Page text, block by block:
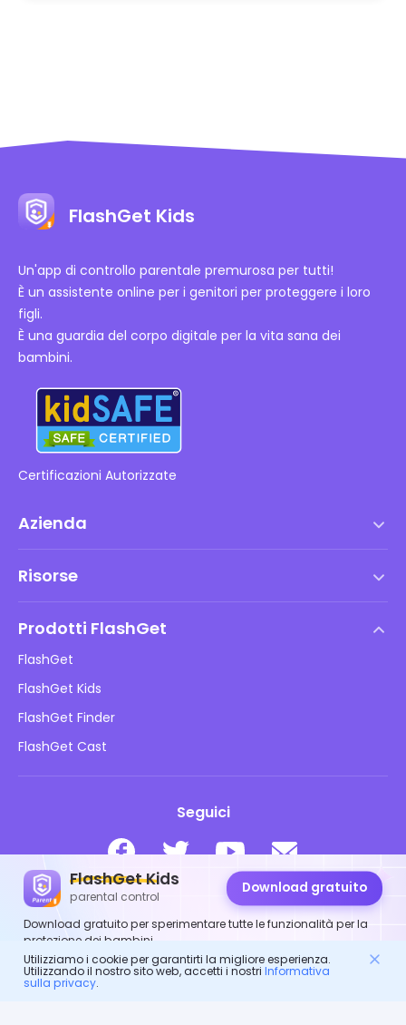
FlashGet Kids
parental control
Download gratuito
Download gratuito per sperimentare tutte le funzionalità per la
protezione dei bambini.
FlashGet Kids
Un'app di controllo parentale premurosa per tutti!
È un assistente online per i genitori per proteggere i loro
figli.
È una guardia del corpo digitale per la vita sana dei
bambini.
Certificazioni Autorizzate
Azienda
Politica DMCA
Informativa sulla privacy
Politiche pubblicitarie
Non vendere le mie informazioni
Risorse
Blog
Sicurezza online dei bambini
Scarica
Prodotti FlashGet
FlashGet
FlashGet Kids
FlashGet Finder
FlashGet Cast
Seguici
© 2026 Hong Kong FlashGet Network Technology Co., Ltd.
Utilizziamo i cookie per garantirti la migliore esperienza.
Utilizzando il nostro sito web, accetti i nostri Informativa
sulla privacy.